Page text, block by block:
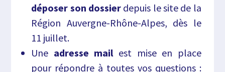
déposer son dossier depuis le site de la
Région Auvergne-Rhône-Alpes, dès le
11 juillet.
Une adresse mailest mise en place
pour répondre à toutes vos questions :